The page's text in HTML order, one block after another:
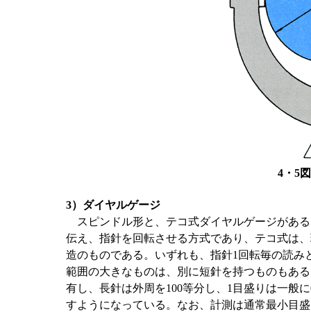
4・5
3）ダイヤルゲージ
スピンドル形と、テコ式ダイヤルゲージがあ
伝え、指針を回転させる方式であり、テコ式は
造のものである。いずれも、指針1回転毎の読
範囲の大きなものは、別に短針を持つものもあ
有し、長針は外周を100等分し、1目盛りは一般
すようになっている。なお、計測は通常最小目